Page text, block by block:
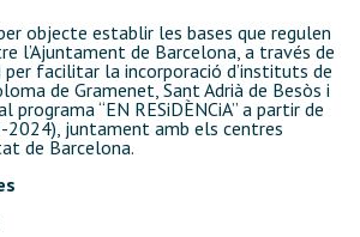
objecte establir les bases que regulen
l’Ajuntament de Barcelona, a través de
per facilitar la incorporació d’instituts de
de Gramenet, Sant Adrià de Besòs i
programa “EN RESiDÈNCiA” a partir de
2024), juntament amb els centres
de Barcelona.